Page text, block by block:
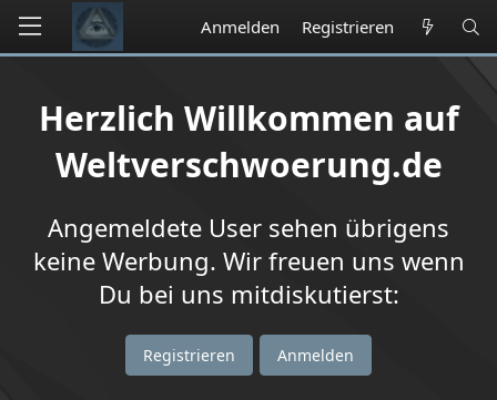
Anmelden Registrieren
Herzlich Willkommen auf
Weltverschwoerung.de
Angemeldete User sehen übrigens
keine Werbung. Wir freuen uns wenn
Du bei uns mitdiskutierst:
Registrieren Anmelden